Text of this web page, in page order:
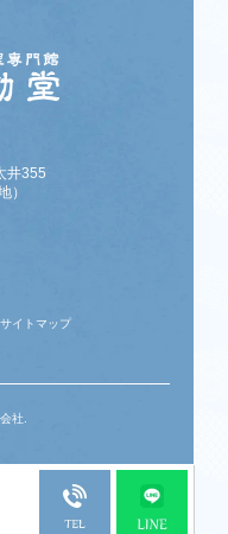
井355
）
サイトマップ
社.